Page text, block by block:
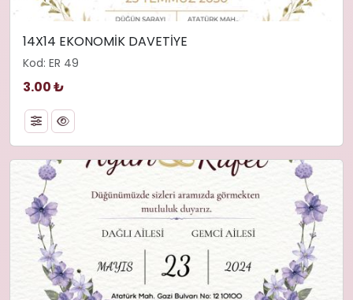
14X14 EKONOMİK DAVETİYE
Kod: ER 49
3.00 ₺